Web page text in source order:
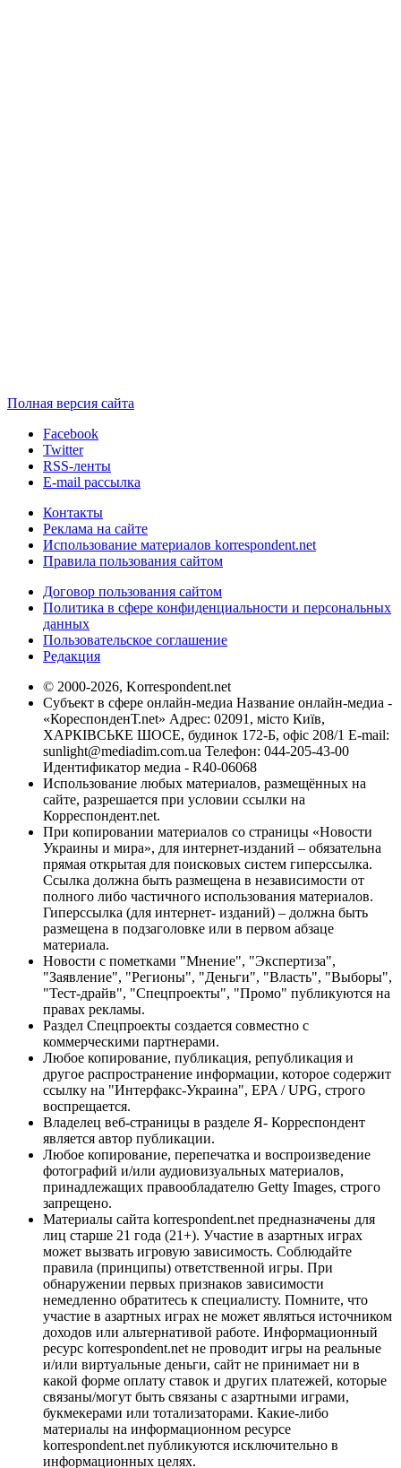
Полная версия сайта
Facebook
Twitter
RSS-ленты
E-mail рассылка
Контакты
Реклама на сайте
Использование материалов korrespondent.net
Правила пользования сайтом
Договор пользования сайтом
Политика в сфере конфиденциальности и персональных
данных
Пользовательское соглашение
Редакция
© 2000-2026, Korrespondent.net
Субъект в сфере онлайн-медиа Название онлайн-медиа -
«КореспонденТ.net» Адрес: 02091, місто Київ,
ХАРКІВСЬКЕ ШОСЕ, будинок 172-Б, офіс 208/1 E-mail:
sunlight@mediadim.com.ua Телефон: 044-205-43-00
Идентификатор медиа - R40-06068
Использование любых материалов, размещённых на
сайте, разрешается при условии ссылки на
Корреспондент.net.
При копировании материалов со страницы «Новости
Украины и мира», для интернет-изданий – обязательна
прямая открытая для поисковых систем гиперссылка.
Ссылка должна быть размещена в независимости от
полного либо частичного использования материалов.
Гиперссылка (для интернет- изданий) – должна быть
размещена в подзаголовке или в первом абзаце
материала.
Новости с пометками "Мнение", "Экспертиза",
"Заявление", "Регионы", "Деньги", "Власть", "Выборы",
"Тест-драйв", "Спецпроекты", "Промо" публикуются на
правах рекламы.
Раздел Спецпроекты создается совместно с
коммерческими партнерами.
Любое копирование, публикация, републикация и
другое распространение информации, которое содержит
ссылку на "Интерфакс-Украина", EPA / UPG, строго
воспрещается.
Владелец веб-страницы в разделе Я- Корреспондент
является автор публикации.
Любое копирование, перепечатка и воспроизведение
фотографий и/или аудиовизуальных материалов,
принадлежащих правообладателю Getty Images, строго
запрещено.
Материалы сайта korrespondent.net предназначены для
лиц старше 21 года (21+). Участие в азартных играх
может вызвать игровую зависимость. Соблюдайте
правила (принципы) ответственной игры. При
обнаружении первых признаков зависимости
немедленно обратитесь к специалисту. Помните, что
участие в азартных играх не может являться источником
доходов или альтернативой работе. Информационный
ресурс korrespondent.net не проводит игры на реальные
и/или виртуальные деньги, сайт не принимает ни в
какой форме оплату ставок и других платежей, которые
связаны/могут быть связаны с азартными играми,
букмекерами или тотализаторами. Какие-либо
материалы на информационном ресурсе
korrespondent.net публикуются исключительно в
информационных целях.